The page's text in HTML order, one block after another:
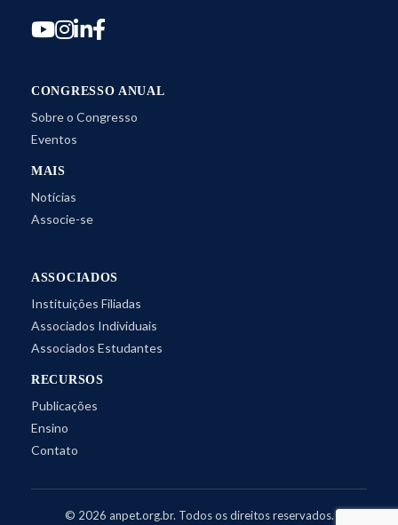
CONGRESSO ANUAL
Sobre o Congresso
Eventos
MAIS
Notícias
Associe-se
ASSOCIADOS
Instituições Filiadas
Associados Individuais
Associados Estudantes
RECURSOS
Publicações
Ensino
Contato
© 2026 anpet.org.br. Todos os direitos reservados.